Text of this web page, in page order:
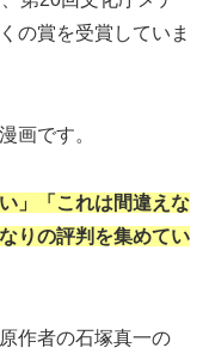
の賞を受賞していま
画です。
」「これは間違えな
りの評判を集めてい
作者の石塚真一の